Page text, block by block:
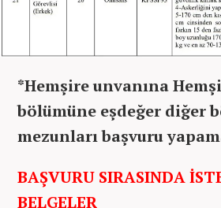
*Hemşire unvanına
bölümüne eşdeğer diğer
mezunları başvuru
BAŞVURU SIRASINDA
BELGELER